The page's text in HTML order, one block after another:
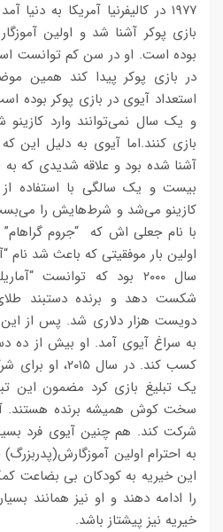
۱۹۷۷ در کالیفرنیا آمریکا به
بازی پوکر آشنا شد و اولین
بوده است. او در سن کم توانست
در بازی پوکر پیدا کند همین
استعداد آیوی در بازی پوکر بوده
و یک سال نمی‌توانند وارد
بازی کنند.اما آیوی به دلیل این
آشنا شده بود و علاقه‌ شدیدی که
بیست و یک سالگی با استفاده
کازینو می‌شد و شرط‌هایش را
با نام جعلی اش که “جروم
اولین بار موفقیتی که باعث شد نام
سال ۲۰۰۰ بود که توانست
دویست هزار دلاری شد. پس از
یک تبلیغ بازی کرد مضمون این
سخت کوش همیشه برنده هستند.
شرکت کند. هم چنین آیوی فرد
به احترام اولین
این خیریه به کودکان بی بضاعت
را ادامه دهند و او نیز همانند
خیریه نیز پیشتاز باشد.